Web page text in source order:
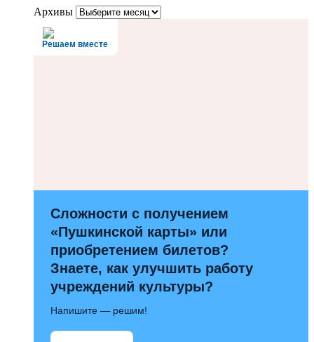
Архивы
Решаем вместе
Сложности с получением
«Пушкинской карты» или
приобретением билетов?
Знаете, как улучшить работу
учреждений культуры?
Напишите — решим!